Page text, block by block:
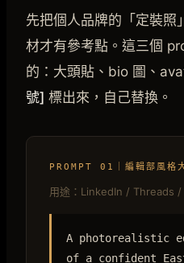
先把個人品牌的「定裝照
材才有參考點。這三個
的：大頭貼、bio 圖、
號] 標出來，自己替換。
PROMPT 01｜編輯部風格
用途：LinkedIn / Threads /
A photorealistic
of a confident